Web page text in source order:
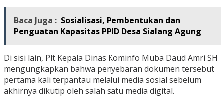
Baca Juga : Sosialisasi, Pembentukan dan
Penguatan Kapasitas PPID Desa Sialang Agung
Di sisi lain, Plt Kepala Dinas Kominfo Muba Daud Amri SH
mengungkapkan bahwa penyebaran dokumen tersebut
pertama kali terpantau melalui media sosial sebelum
akhirnya dikutip oleh salah satu media digital.